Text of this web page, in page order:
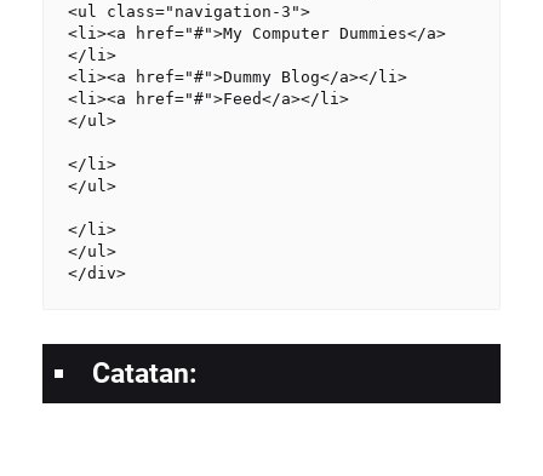
<ul class="navigation-3">
<li><a href="#">My Computer Dummies</a>
</li>
<li><a href="#">Dummy Blog</a></li>
<li><a href="#">Feed</a></li>
</ul>
</li>
</ul>
</li>
</ul>
Catatan: